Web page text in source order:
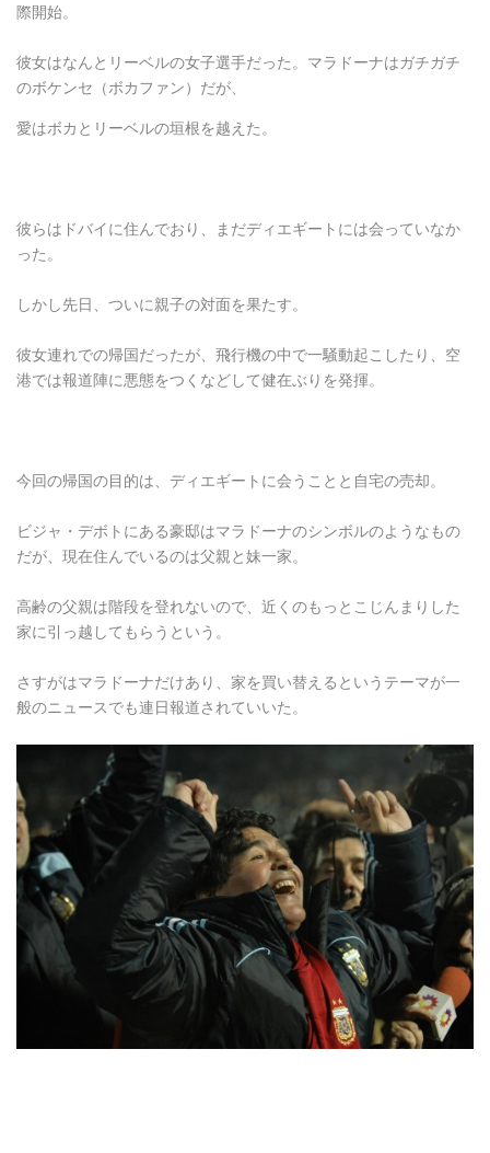
際開始。
彼女はなんとリーベルの女子選手だった。マラドーナはガチガチ
のボケンセ（ボカファン）だが、
愛はボカとリーベルの垣根を越えた。
彼らはドバイに住んでおり、まだディエギートには会っていなか
った。
しかし先日、ついに親子の対面を果たす。
彼女連れでの帰国だったが、飛行機の中で一騒動起こしたり、空
港では報道陣に悪態をつくなどして健在ぶりを発揮。
今回の帰国の目的は、ディエギートに会うことと自宅の売却。
ビジャ・デボトにある豪邸はマラドーナのシンボルのようなもの
だが、現在住んでいるのは父親と妹一家。
高齢の父親は階段を登れないので、近くのもっとこじんまりした
家に引っ越してもらうという。
さすがはマラドーナだけあり、家を買い替えるというテーマが一
般のニュースでも連日報道されていいた。